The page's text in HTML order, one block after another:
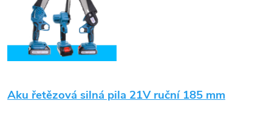
Aku řetězová silná pila 21V ruční 185 mm